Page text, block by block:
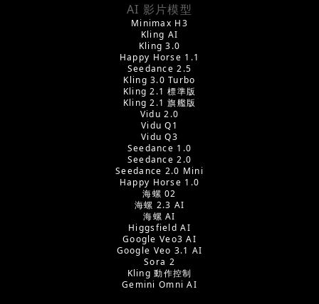
AI 影片模型
Minimax H3
Kling AI
Kling 3.0
Happy Horse 1.1
Seedance 2.5
Kling 3.0 Turbo
Kling 2.1 標準版
Kling 2.1 旗艦版
Vidu 2.0
Vidu Q1
Vidu Q3
Seedance 1.0
Seedance 2.0
Seedance 2.0 Mini
Happy Horse 1.0
海螺 02
海螺 2.3 AI
海螺 AI
Higgsfield AI
Google Veo3 AI
Google Veo 3.1 AI
Sora 2
Kling 動作控制
Gemini Omni AI